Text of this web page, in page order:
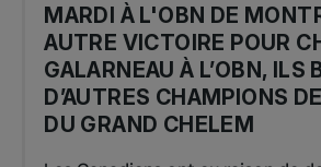
MARDI À L'OBN DE
AUTRE VICTOIRE POUR
GALARNEAU À L’OBN, ILS
D’AUTRES CHAMPIONS
DU GRAND CHELEM